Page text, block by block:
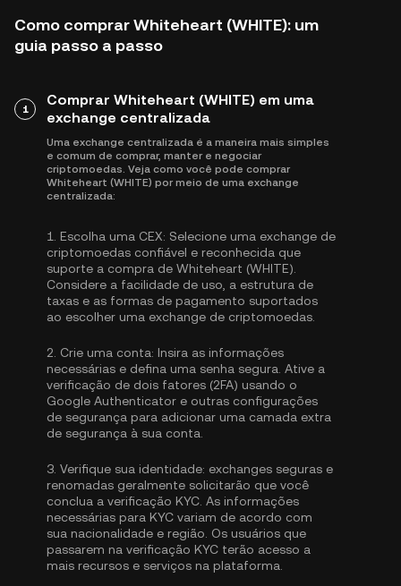
Como comprar Whiteheart (WHITE): um
guia passo a passo
1
Comprar Whiteheart (WHITE) em uma
exchange centralizada
Uma exchange centralizada é a maneira mais simples
e comum de comprar, manter e negociar
criptomoedas. Veja como você pode comprar
Whiteheart (WHITE) por meio de uma exchange
centralizada:
1. Escolha uma CEX: Selecione uma exchange de
criptomoedas confiável e reconhecida que
suporte a compra de Whiteheart (WHITE).
Considere a facilidade de uso, a estrutura de
taxas e as formas de pagamento suportados
ao escolher uma exchange de criptomoedas.
2. Crie uma conta: Insira as informações
necessárias e defina uma senha segura. Ative a
verificação de dois fatores (2FA) usando o
Google Authenticator e outras configurações
de segurança para adicionar uma camada extra
de segurança à sua conta.
3. Verifique sua identidade: exchanges seguras e
renomadas geralmente solicitarão que você
conclua a verificação KYC . As informações
necessárias para KYC variam de acordo com
sua nacionalidade e região. Os usuários que
passarem na verificação KYC terão acesso a
mais recursos e serviços na plataforma.